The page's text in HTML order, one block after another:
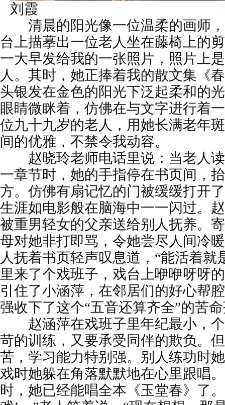
刘霞
清晨的阳光像一位温柔的画师，
台上描摹出一位老人坐在藤椅上的
一大早发给我的一张照片，照片上
人。其时，她正捧着我的散文集《
头银发在金色的阳光下泛起柔和的
眼睛微眯着，仿佛在与文字进行着
位九十九岁的老人，用她长满老年
间的优雅，不禁令我动容。
赵晓玲老师电话里说：当老人读
一章节时，她的手指停在书页间，
方。仿佛有扇记忆的门被缓缓打开
生涯如电影般在脑海中一一闪过。
被重男轻女的父亲送给别人抚养。
母对她非打即骂，令她尝尽人间冷
人抚着书页轻声叹息道，“能活着就
里来了个戏班子，戏台上咿咿呀呀
引住了小涵萍，在邻居们的好心帮
强收下了这个“五音还算齐全”的苦
赵涵萍在戏班子里年纪最小，个
苛的训练，又要承受同伴的欺负。
苦，学习能力特别强。别人练功时
戏时她躲在角落默默地在心里跟唱
时，她已经能唱全本《玉堂春》了